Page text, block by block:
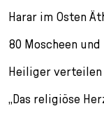
e
c
i
n
Harar im Osten
80 Moscheen
Heiliger verteilen
„Das religiöse